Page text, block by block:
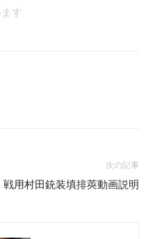
す
次の記事
戦用村田銃装填排莢動画説明